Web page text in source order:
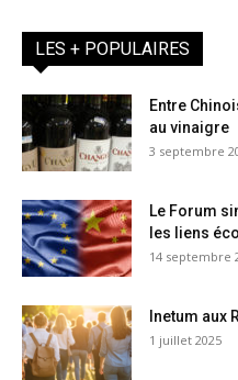
LES + POPULAIRES
Entre
au vinaigre
3 septembre
Le Forum
les liens
14 septembre
Inetum aux
1 juillet 2025